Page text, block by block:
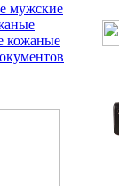
мужские
кожаные